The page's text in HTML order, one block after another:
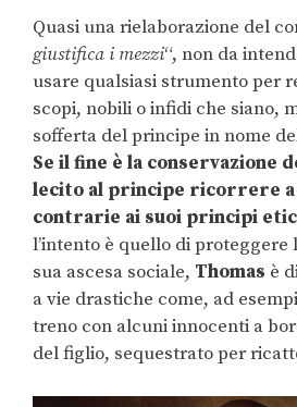
Quasi una rielaborazione del
giustifica i mezzi“, non da
usare qualsiasi strumento per
scopi, nobili o infidi che siano,
sofferta del principe in nome
Se il fine è la conservazione
lecito al principe ricorrere a
contrarie ai suoi principi
l’intento è quello di proteggere
sua ascesa sociale, Thomas è
a vie drastiche come, ad
treno con alcuni innocenti a
del figlio, sequestrato per